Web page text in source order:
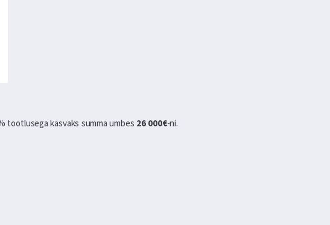
tootlusega kasvaks summa umbes 26 000€-ni.